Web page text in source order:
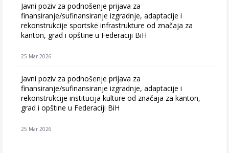
Javni poziv za podnošenje prijava za
finansiranje/sufinansiranje izgradnje, adaptacije i
rekonstrukcije sportske infrastrukture od značaja za
kanton, grad i opštine u Federaciji BiH
25 Mar 2026
Javni poziv za podnošenje prijava za
finansiranje/sufinansiranje izgradnje, adaptacije i
rekonstrukcije institucija kulture od značaja za kanton,
grad i opštine u Federaciji BiH
25 Mar 2026